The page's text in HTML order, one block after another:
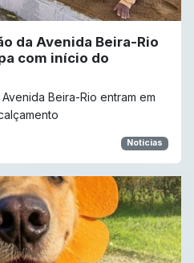
da Avenida Beira-Rio
com início do
Beira-Rio entram em
Noticias